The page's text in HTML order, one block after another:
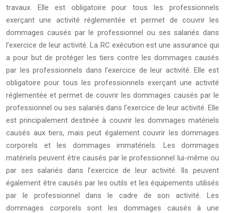
travaux. Elle est obligatoire pour tous les professionnels
exerçant une activité réglementée et permet de couvrir les
dommages causés par le professionnel ou ses salariés dans
l’exercice de leur activité. La RC exécution est une assurance qui
a pour but de protéger les tiers contre les dommages causés
par les professionnels dans l’exercice de leur activité. Elle est
obligatoire pour tous les professionnels exerçant une activité
réglementée et permet de couvrir les dommages causés par le
professionnel ou ses salariés dans l’exercice de leur activité. Elle
est principalement destinée à couvrir les dommages matériels
causés aux tiers, mais peut également couvrir les dommages
corporels et les dommages immatériels. Les dommages
matériels peuvent être causés par le professionnel lui-même ou
par ses salariés dans l’exercice de leur activité. Ils peuvent
également être causés par les outils et les équipements utilisés
par le professionnel dans le cadre de son activité. Les
dommages corporels sont les dommages causés à une